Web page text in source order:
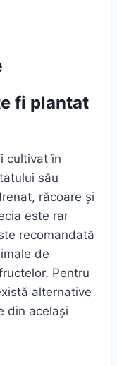
fi plantat
cultivat în
său
răcoare și
este rar
recomandată
de
Pentru
alternative
din același